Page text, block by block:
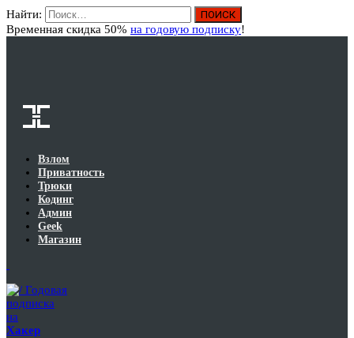
Найти:
Временная скидка 50% на годовую подписку!
Взлом
Приватность
Трюки
Кодинг
Админ
Geek
Магазин
Годовая
подписка
на
Хакер